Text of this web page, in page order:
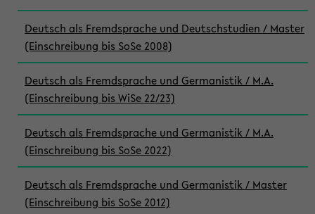
Deutsch als Fremdsprache und Deutschstudien / Master
(Einschreibung bis SoSe 2008)
Deutsch als Fremdsprache und Germanistik / M.A.
(Einschreibung bis WiSe 22/23)
Deutsch als Fremdsprache und Germanistik / M.A.
(Einschreibung bis SoSe 2022)
Deutsch als Fremdsprache und Germanistik / Master
(Einschreibung bis SoSe 2012)